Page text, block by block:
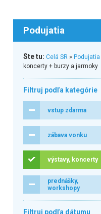
Podujatia
Ste tu: Celá SR» Podujatia
koncerty + burzy a jarmoky
Filtruj podľa kategórie
vstup zdarma
zábava vonku
výstavy, koncerty
prednášky,
workshopy
Filtruj podľa dátumu